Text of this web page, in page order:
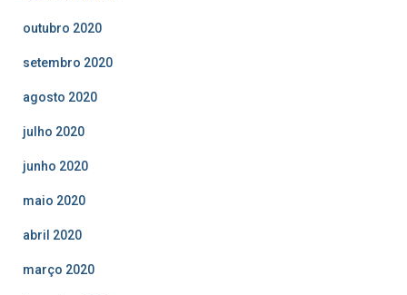
outubro 2020
setembro 2020
agosto 2020
julho 2020
junho 2020
maio 2020
abril 2020
março 2020